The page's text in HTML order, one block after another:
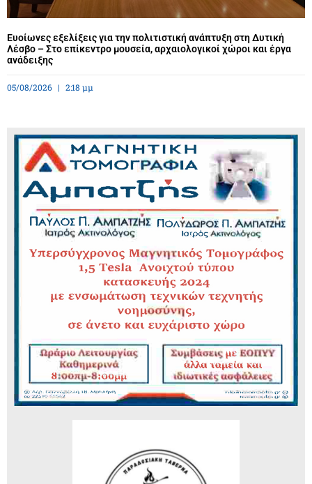
Ευοίωνες εξελίξεις για την πολιτιστική ανάπτυξη στη Δυτική
Λέσβο – Στο επίκεντρο μουσεία, αρχαιολογικοί χώροι και έργα
ανάδειξης
05/08/2026 2:18 μμ